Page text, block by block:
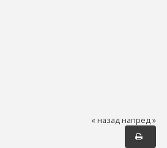
« назад напред »